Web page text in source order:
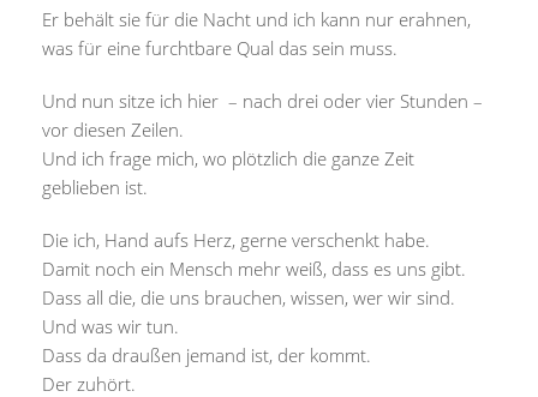
Er behält sie für die Nacht und ich kann nur erahnen,
was für eine furchtbare Qual das sein muss.
Und nun sitze ich hier – nach drei oder vier Stunden –
vor diesen Zeilen.
Und ich frage mich, wo plötzlich die ganze Zeit
geblieben ist.
Die ich, Hand aufs Herz, gerne verschenkt habe.
Damit noch ein Mensch mehr weiß, dass es uns gibt.
Dass all die, die uns brauchen, wissen, wer wir sind.
Und was wir tun.
Dass da draußen jemand ist, der kommt.
Der zuhört.